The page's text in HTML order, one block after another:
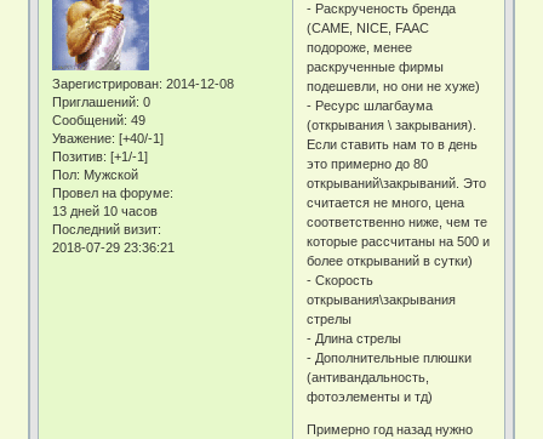
Зарегистрирован: 2014-12-08
Приглашений: 0
Сообщений: 49
Уважение: [+40/-1]
Позитив: [+1/-1]
Пол: Мужской
Провел на форуме:
13 дней 10 часов
Последний визит:
2018-07-29 23:36:21
- Раскрученость бренда
(CAME, NICE, FAAC
подороже, менее
раскрученные фирмы
подешевли, но они не хуже)
- Ресурс шлагбаума
(открывания \ закрывания).
Если ставить нам то в день
это примерно до 80
открываний\закрываний. Это
считается не много, цена
соответственно ниже, чем те
которые рассчитаны на 500 и
более открываний в сутки)
- Скорость
открывания\закрывания
стрелы
- Длина стрелы
- Дополнительные плюшки
(антивандальность,
фотоэлементы и тд)
Примерно год назад нужно